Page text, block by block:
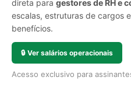
direta para gestores de RH e
escalas, estruturas de cargos
benefícios.
🔒 Ver salários operacionais
Acesso exclusivo para